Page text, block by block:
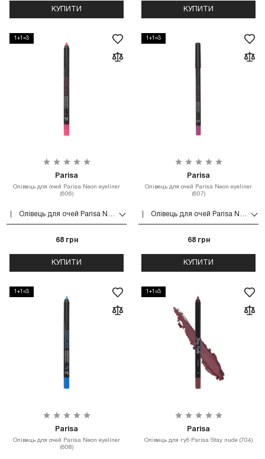
КУПИТИ КУПИТИ
1+1=3
Parisa
Олівець для очей Parisa Neon eyeliner
(606)
Олівець для очей Parisa Neon eyeliner (606)
68 грн
КУПИТИ
1+1=3
Parisa
Олівець для очей Parisa Neon eyeliner
(607)
Олівець для очей Parisa Neon eyeliner (607)
68 грн
КУПИТИ
1+1=3
Parisa
Олівець для очей Parisa Neon eyeliner
(608)
1+1=3
Parisa
Олівець для губ Parisa Stay nude (704)